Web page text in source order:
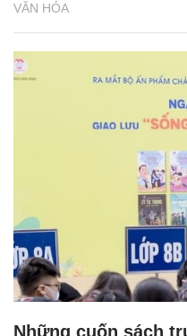
VĂN HÓA
Những cuốn sách